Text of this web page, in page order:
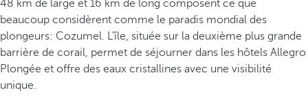
48 km de large et 16 km de long composent ce que
beaucoup considèrent comme le paradis mondial des
plongeurs: Cozumel. L’île, située sur la deuxième plus grande
barrière de corail, permet de séjourner dans les hôtels Allegro
Plongée et offre des eaux cristallines avec une visibilité
unique.